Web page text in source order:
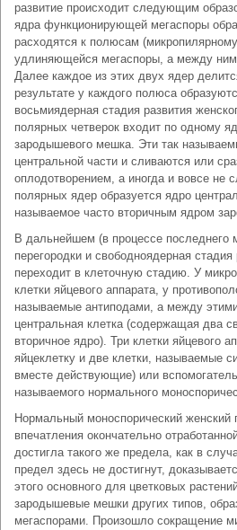
развитие происходит следующим
ядра функционирующей мегаспоры
расходятся к полюсам
удлиняющейся мегаспоры, а между
Далее каждое из этих двух ядер
результате у каждого полюса
восьмиядерная стадия развития
полярных четверок входит по одному
зародышевого мешка. Эти так
центральной части и сливаются или
оплодотворением, а иногда и вовсе не
полярных ядер образуется ядро
называемое часто вторичным ядром
В дальнейшем (в процессе последнего
перегородки и свободноядерная
переходит в клеточную стадию. У
клетки яйцевого аппарата, у
называемые антиподами, а между
центральная клетка (содержащая два
вторичное ядро). Три клетки яйцевого
яйцеклетку и две клетки, называемые
вместе действующие) или
называемого нормального
Нормальный моноспорический женский
впечатления окончательно
достигла такого же предела, как в
предел здесь не достигнут,
этого основного для цветковых
зародышевые мешки других типов,
мегаспорами. Произошло сокращение